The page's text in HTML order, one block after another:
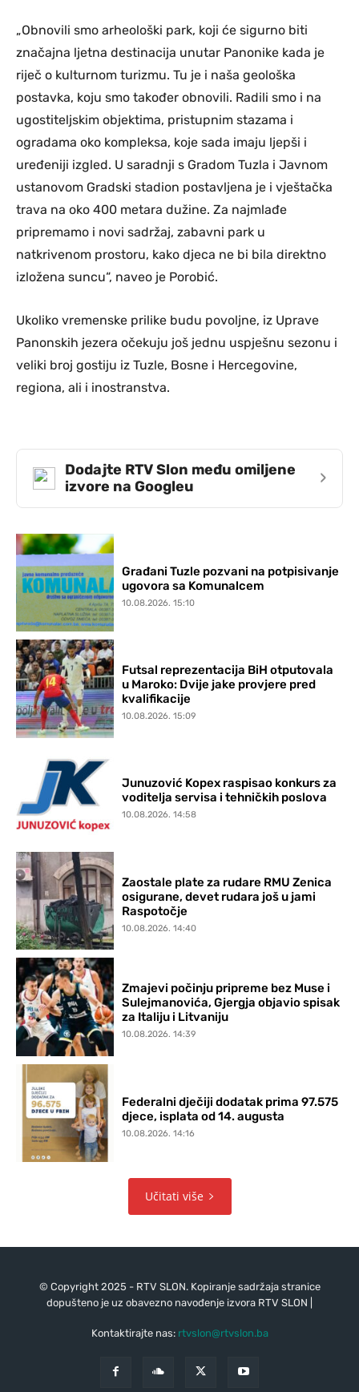
„Obnovili smo arheološki park, koji će sigurno biti
značajna ljetna destinacija unutar Panonike kada je
riječ o kulturnom turizmu. Tu je i naša geološka
postavka, koju smo također obnovili. Radili smo i na
ugostiteljskim objektima, pristupnim stazama i
ogradama oko kompleksa, koje sada imaju ljepši i
uređeniji izgled. U saradnji s Gradom Tuzla i Javnom
ustanovom Gradski stadion postavljena je i vještačka
trava na oko 400 metara dužine. Za najmlađe
pripremamo i novi sadržaj, zabavni park u
natkrivenom prostoru, kako djeca ne bi bila direktno
izložena suncu“, naveo je Porobić.
Ukoliko vremenske prilike budu povoljne, iz Uprave
Panonskih jezera očekuju još jednu uspješnu sezonu i
veliki broj gostiju iz Tuzle, Bosne i Hercegovine,
regiona, ali i inostranstva.
Dodajte RTV Slon među omiljene
izvore na Googleu
›
Građani Tuzle pozvani na potpisivanje
ugovora sa Komunalcem
10.08.2026. 15:10
Futsal reprezentacija BiH otputovala
u Maroko: Dvije jake provjere pred
kvalifikacije
10.08.2026. 15:09
Junuzović Kopex raspisao konkurs za
voditelja servisa i tehničkih poslova
10.08.2026. 14:58
Zaostale plate za rudare RMU Zenica
osigurane, devet rudara još u jami
Raspotočje
10.08.2026. 14:40
Zmajevi počinju pripreme bez Muse i
Sulejmanovića, Gjergja objavio spisak
za Italiju i Litvaniju
10.08.2026. 14:39
Federalni dječiji dodatak prima 97.575
djece, isplata od 14. augusta
10.08.2026. 14:16
Učitati više
© Copyright 2025 - RTV SLON. Kopiranje sadržaja stranice
dopušteno je uz obavezno navođenje izvora RTV SLON |
Kontaktirajte nas: rtvslon@rtvslon.ba